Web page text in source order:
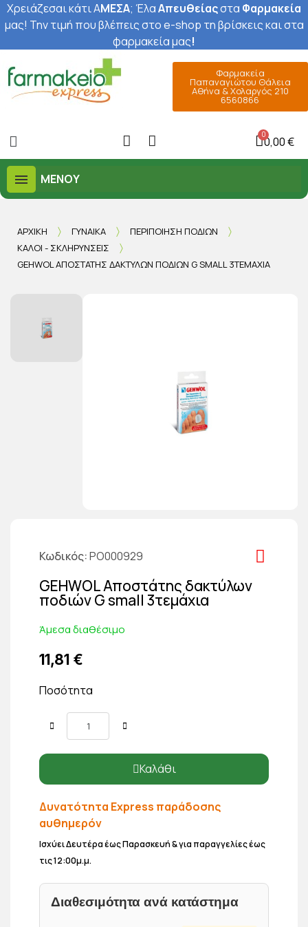
Χρειάζεσαι κάτι ΑΜΕΣΑ; ΈλαΑπευθείαςστα Φαρμακεία
μας! Την τιμή που βλέπεις στο e-shop τη βρίσκεις και στα
φαρμακεία μας!
Φαρμακεία
Παπαναγιώτου Θάλεια
Αθήνα & Χολαργός 210
6560866
0,00 €
ΜΕΝΟΎ
ΑΡΧΙΚΉ ΓΥΝΑΊΚΑ
ΠΕΡΙΠΟΊΗΣΗ ΠΟΔΙΏΝ
ΚΆΛΟΙ - ΣΚΛΗΡΎΝΣΕΙΣ
GEHWOL ΑΠΟΣΤΆΤΗΣ ΔΑΚΤΎΛΩΝ ΠΟΔΙΏΝ G SMALL 3ΤΕΜΆΧΙΑ
Κωδικός PO000929
GEHWOL Αποστάτης δακτύλων
ποδιών G small 3τεμάχια
Άμεσα διαθέσιμο
11,81 €
Ποσότητα
Καλάθι
Δυνατότητα Express παράδοσης
αυθημερόν
Ισχύει Δευτέρα έως Παρασκευή & για παραγγελίες έως
τις 12:00μ.μ.
Διαθεσιμότητα ανά κατάστημα